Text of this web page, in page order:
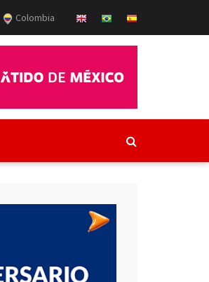
Colombia